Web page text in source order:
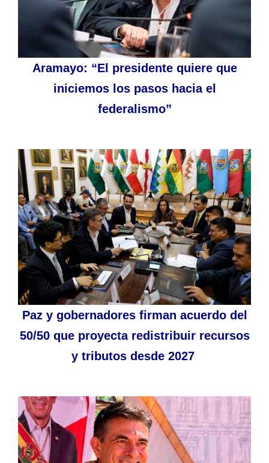
Aramayo: “El presidente quiere que
iniciemos los pasos hacia el
federalismo”
Paz y gobernadores firman acuerdo del
50/50 que proyecta redistribuir recursos
y tributos desde 2027